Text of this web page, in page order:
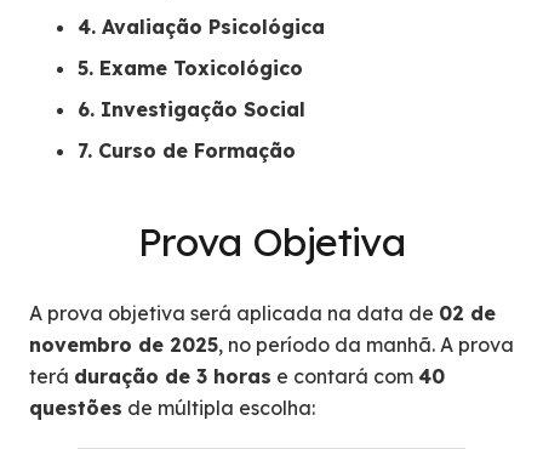
4. Avaliação Psicológica
5. Exame Toxicológico
6. Investigação Social
7. Curso de Formação
Prova Objetiva
A prova objetiva será aplicada na data de 02 de
novembro de 2025, no período da manhã. A prova
terá duração de 3 horas e contará com 40
questões de múltipla escolha: